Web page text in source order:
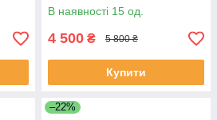
В наявності 15 од.
4 500 ₴ 5 800 ₴
Купити
–22%